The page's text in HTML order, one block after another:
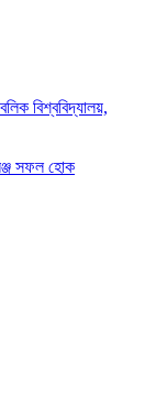
বিশ্ববিদ্যালয়,
সফল হোক